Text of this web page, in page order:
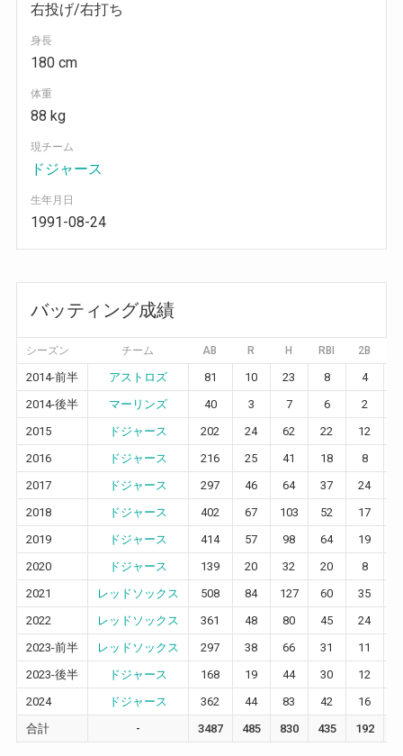
右投げ/右打ち
身長
180 cm
体重
88 kg
現チーム
ドジャース
生年月日
1991-08-24
バッティング成績
シーズン チーム AB R H RBI 2B
2014-前半 アストロズ 81 10 23 8 4
2014-後半
マーリンズ 40 3 7 6 2
2015
ドジャース 202 24 62 22 12
2016
ドジャース 216 25 41 18 8
2017
ドジャース 297 46 64 37 24
2018
ドジャース 402 67 103 52 17
2019
ドジャース 414 57 98 64 19
2020
ドジャース 139 20 32 20 8
2021
レッドソックス 508 84 127 60 35
2022
レッドソックス 361 48 80 45 24
2023-前半
レッドソックス 297 38 66 31 11
2023-後半
ドジャース 168 19 44 30 12
2024
ドジャース 362 44 83 42 16
合計
- 3487 485 830 435 192